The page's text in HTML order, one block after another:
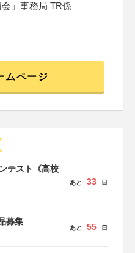
会」事務局 TR係
ムページ
テスト《高校
あと 33 日
募集
あと 55 日